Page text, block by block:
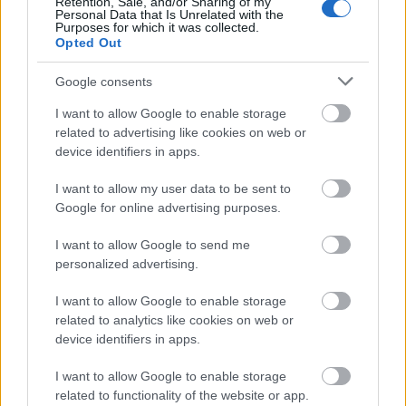
Personal Data that Is Unrelated with the
Purposes for which it was collected.
Opted Out
Google consents
I want to allow Google to enable storage
related to advertising like cookies on web or
device identifiers in apps.
I want to allow my user data to be sent to
Google for online advertising purposes.
I want to allow Google to send me
personalized advertising.
I want to allow Google to enable storage
related to analytics like cookies on web or
device identifiers in apps.
I want to allow Google to enable storage
related to functionality of the website or app.
Alineación Granada:Aarón; Foulquier, Duarte, Germán,
Neva; Víctor Díaz, Monchu, Luis Milla, Puertas, Machís,
Jorge Molina.
Ruiz, Montoro, Soro, Luis Suárez, Bacca.
Análisis: contundente victoria del Granada ante la Balona
en un encuentro en el que Robert siguió apostando por un
4-3-3 (o 4-1-4-1). Víctor Díaz jugó en el centro del campo de
descanso a Gonalons y no usó a Montoro hasta el segundo
tiempo. Antonio Puertas fue el jugador rojiblanco más
Recomendaciones de compra - Granada: calidad a
El Granada afronta una nueva
etapa tras la marcha de Diego